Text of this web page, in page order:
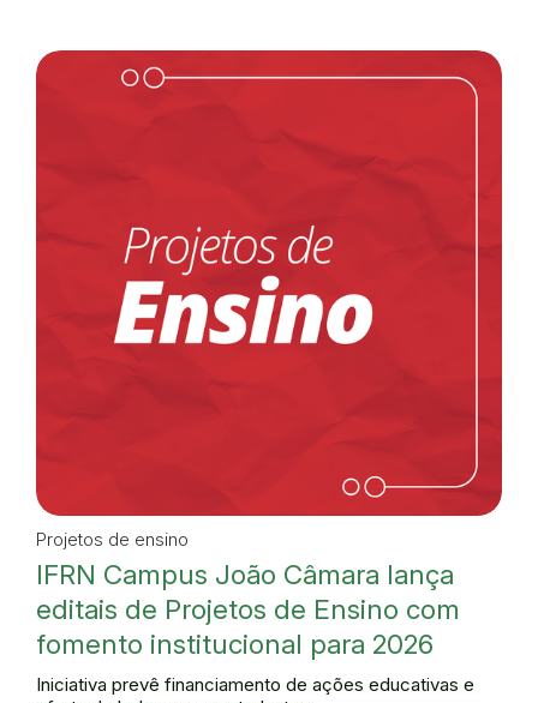
Projetos de ensino
IFRN Campus João Câmara lança
editais de Projetos de Ensino com
fomento institucional para 2026
Iniciativa prevê financiamento de ações educativas e